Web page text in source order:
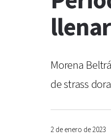
Morena
de strass
2 de enero de 2023